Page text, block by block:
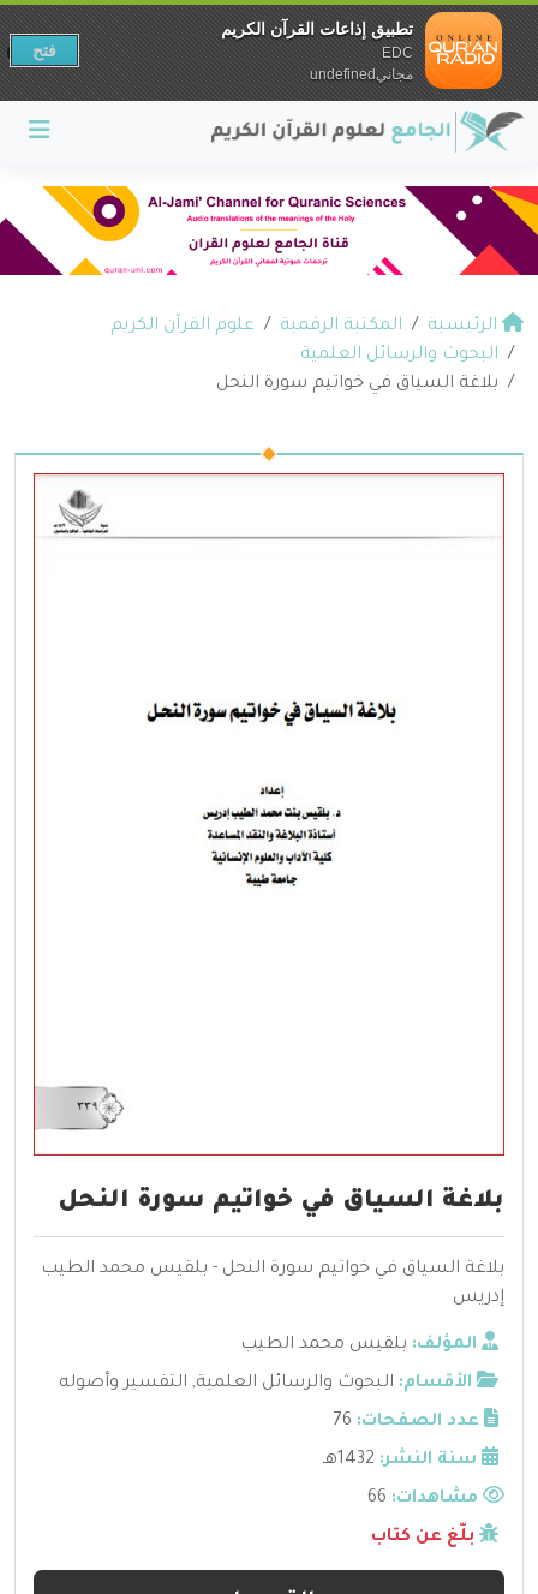
الرئيسية المكتبة الرقمية
علوم القرآن الكريم
البحوث والرسائل العلمية
بلاغة السياق في خواتيم سورة النحل
بلاغة السياق في خواتيم سورة النحل
بلاغة السياق في خواتيم سورة النحل - بلقيس محمد الطيب
إدريس
المؤلف: بلقيس محمد الطيب
الأقسام: البحوث والرسائل العلمية, التفسير وأصوله
عدد الصفحات: 76
سنة النشر: 1432هـ
مشاهدات:
بلّغ عن كتاب
تطبيق إذاعات القرآن الكريم
EDC
مجانيundefined
فتح